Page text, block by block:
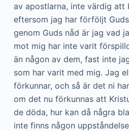
av apostlarna, inte värdig att
eftersom jag har förföljt
genom Guds nåd är jag vad
mot mig har inte varit
än någon av dem, fast inte
som har varit med mig. Jag
förkunnar, och så är det ni
om det nu förkunnas att
de döda, hur kan då några
inte finns någon